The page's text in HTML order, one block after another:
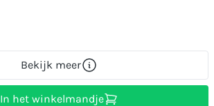
Bekijk meer
In het winkelmandje